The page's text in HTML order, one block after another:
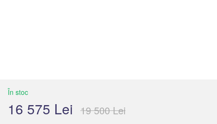
În stoc
16 575 Lei 19 500 Lei